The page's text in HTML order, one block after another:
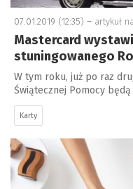
07.01.2019 (12:35) – artykuł
Mastercard
stuningowanego
W tym roku, już po raz
Świątecznej Pomocy
Karty
a